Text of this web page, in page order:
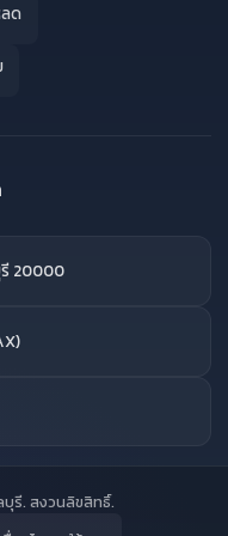
ลด
รี 20000
รี. สงวนลิขสิทธิ์.